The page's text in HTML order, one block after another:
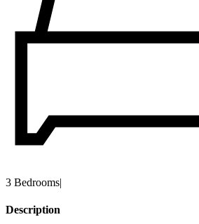
3 Bedrooms|
Description